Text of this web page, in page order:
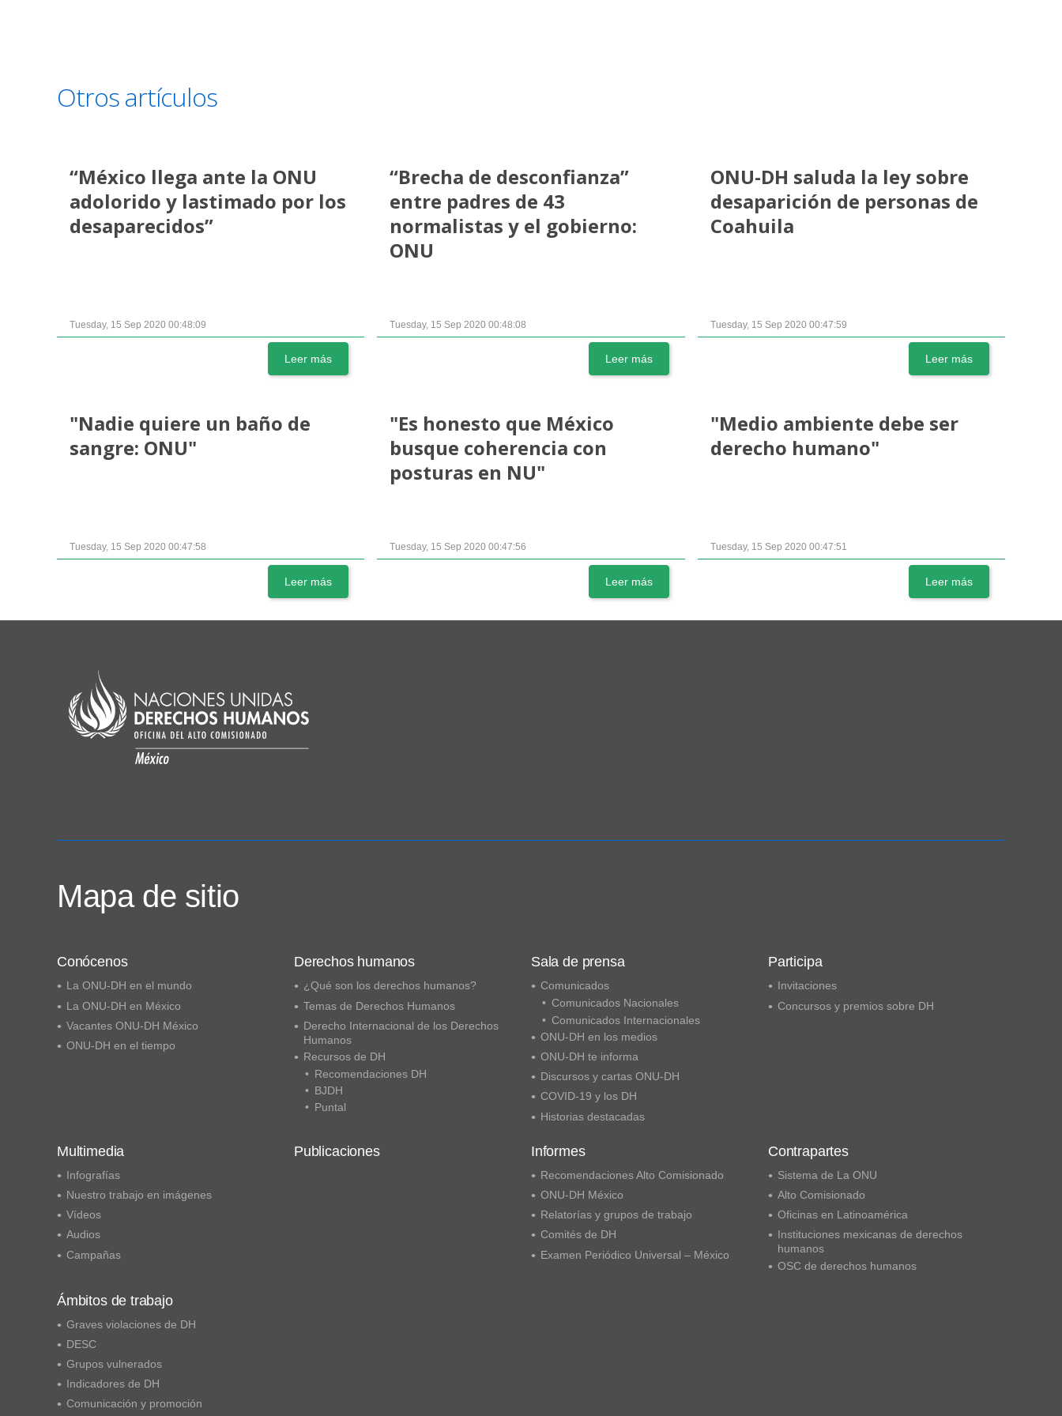
Otros artículos
“México llega ante la ONU
adolorido y lastimado por los
desaparecidos”
Tuesday, 15 Sep 2020 00:48:09
Leer más
“Brecha de desconfianza”
entre padres de 43
normalistas y el gobierno:
ONU
Tuesday, 15 Sep 2020 00:48:08
Leer más
ONU-DH saluda la ley sobre
desaparición de personas de
Coahuila
Tuesday, 15 Sep 2020 00:47:59
Leer más
"Nadie quiere un baño de
sangre: ONU"
Tuesday, 15 Sep 2020 00:47:58
Leer más
"Es honesto que México
busque coherencia con
posturas en NU"
Tuesday, 15 Sep 2020 00:47:56
Leer más
"Medio ambiente debe ser
derecho humano"
Tuesday, 15 Sep 2020 00:47:51
Leer más
Mapa de sitio
Conócenos
La ONU-DH en el mundo
La ONU-DH en México
Vacantes ONU-DH México
ONU-DH en el tiempo
Derechos humanos
¿Qué son los derechos humanos?
Temas de Derechos Humanos
Derecho Internacional de los Derechos
Humanos
Recursos de DH
Recomendaciones DH
BJDH
Puntal
Sala de prensa
Comunicados
Comunicados Nacionales
Comunicados Internacionales
ONU-DH en los medios
ONU-DH te informa
Discursos y cartas ONU-DH
COVID-19 y los DH
Historias destacadas
Participa
Invitaciones
Concursos y premios sobre DH
Multimedia
Infografías
Nuestro trabajo en imágenes
Vídeos
Audios
Campañas
Publicaciones Informes
Recomendaciones Alto Comisionado
ONU-DH México
Relatorías y grupos de trabajo
Comités de DH
Examen Periódico Universal – México
Contrapartes
Sistema de La ONU
Alto Comisionado
Oficinas en Latinoamérica
Instituciones mexicanas de derechos
humanos
OSC de derechos humanos
Ámbitos de trabajo
Graves violaciones de DH
DESC
Grupos vulnerados
Indicadores de DH
Comunicación y promoción